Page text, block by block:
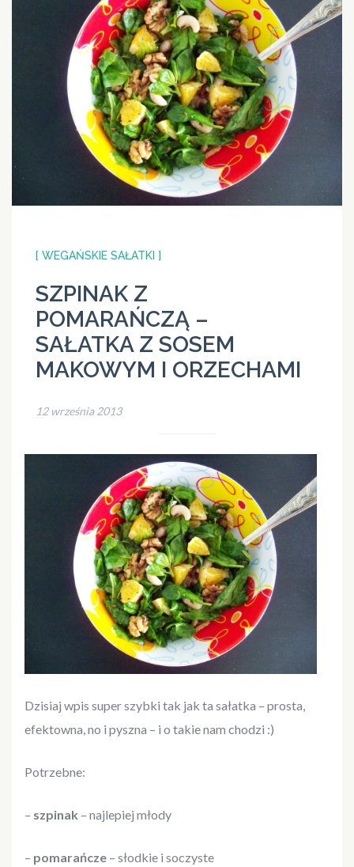
[ WEGAŃSKIE SAŁATKI ]
SZPINAK Z
POMARAŃCZĄ –
SAŁATKA Z SOSEM
MAKOWYM I ORZECHAMI
12 września 2013
Dzisiaj wpis super szybki tak jak ta sałatka – prosta,
efektowna, no i pyszna – i o takie nam chodzi :)
Potrzebne:
– szpinak – najlepiej młody
– pomarańcze – słodkie i soczyste